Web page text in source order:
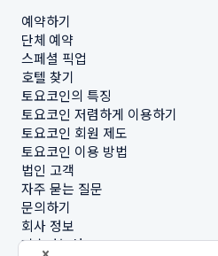
예약하기
단체 예약
스페셜 픽업
호텔 찾기
토요코인의 특징
토요코인 저렴하게 이용하기
토요코인 회원 제도
토요코인 이용 방법
법인 고객
자주 묻는 질문
문의하기
회사 정보
지속가능성